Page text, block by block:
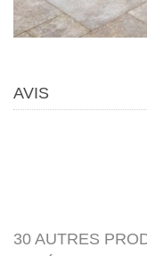
AVIS
30 AUTRES